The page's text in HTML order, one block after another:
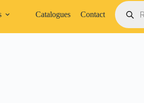
Catalogues Contact
Recherche
de
produits